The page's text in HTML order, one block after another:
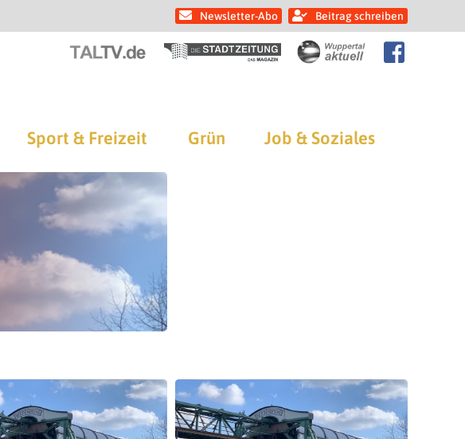
Newsletter-Abo Beitrag schreiben
Sport & Freizeit Grün Job & Soziales